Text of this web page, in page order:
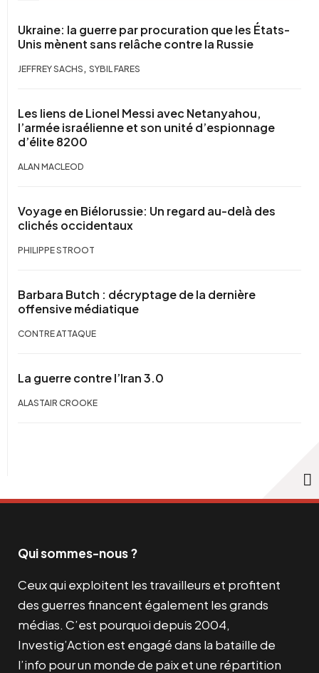
Ukraine: la guerre par procuration que les États-
Unis mènent sans relâche contre la Russie
JEFFREY SACHS , SYBIL FARES
Les liens de Lionel Messi avec Netanyahou,
l’armée israélienne et son unité d’espionnage
d’élite 8200
ALAN MACLEOD
Voyage en Biélorussie: Un regard au-delà des
clichés occidentaux
PHILIPPE STROOT
Barbara Butch : décryptage de la dernière
offensive médiatique
CONTRE ATTAQUE
La guerre contre l’Iran 3.0
ALASTAIR CROOKE
Qui sommes-nous ?
Ceux qui exploitent les travailleurs et profitent
des guerres financent également les grands
médias. C’est pourquoi depuis 2004,
Investig’Action est engagé dans la bataille de
l’info pour un monde de paix et une répartition